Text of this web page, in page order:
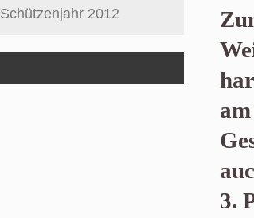
3.
Schützenjahr 2012